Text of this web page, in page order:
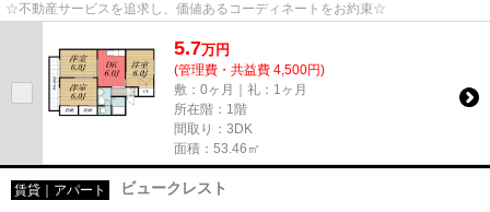
☆不動産サービスを追求し、価値あるコーディネートをお約束☆
5.7万円
(管理費・共益費 4,500円)
敷：0ヶ月｜礼：1ヶ月
所在階：1階
間取り：3DK
面積：53.46㎡
賃貸｜アパート ビュークレスト